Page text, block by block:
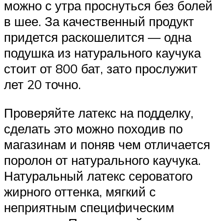
можно с утра проснуться без болей
в шее. За качественный продукт
придется раскошелится — одна
подушка из натурального каучука
стоит от 800 бат, зато прослужит
лет 20 точно.
Проверяйте латекс на подделку,
сделать это можно походив по
магазинам и поняв чем отличается
поролон от натурального каучука.
Натуральный латекс сероватого
жирного оттенка, мягкий с
неприятным специфическим